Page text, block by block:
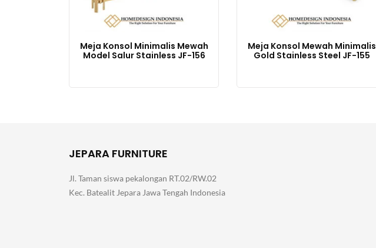
Meja Konsol Minimalis Mewah
Model Salur Stainless JF-156
Meja Konsol Mewah Minimalis
Gold Stainless Steel JF-155
JEPARA FURNITURE
Jl. Taman siswa pekalongan RT.02/RW.02
Kec. Batealit Jepara Jawa Tengah Indonesia